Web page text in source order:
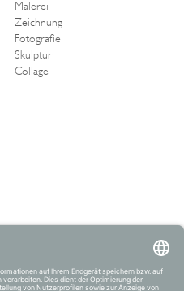
Malerei
Zeichnung
Fotografie
Skulptur
Collage